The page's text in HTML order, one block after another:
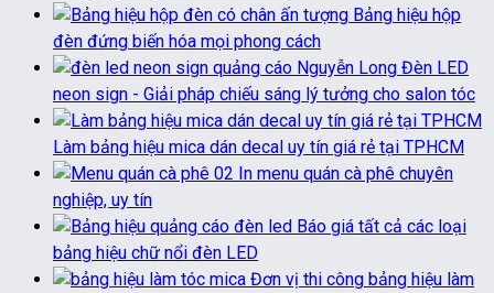
Bảng hiệu hộp
đèn đứng biến hóa mọi phong cách
Đèn LED
neon sign - Giải pháp chiếu sáng lý tưởng cho salon tóc
Làm bảng hiệu mica dán decal uy tín giá rẻ tại TPHCM
In menu quán cà phê chuyên
nghiệp, uy tín
Báo giá tất cả các loại
bảng hiệu chữ nổi đèn LED
Đơn vị thi công bảng hiệu làm